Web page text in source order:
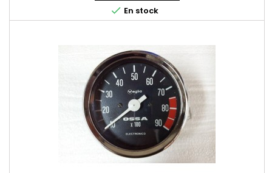
 En stock